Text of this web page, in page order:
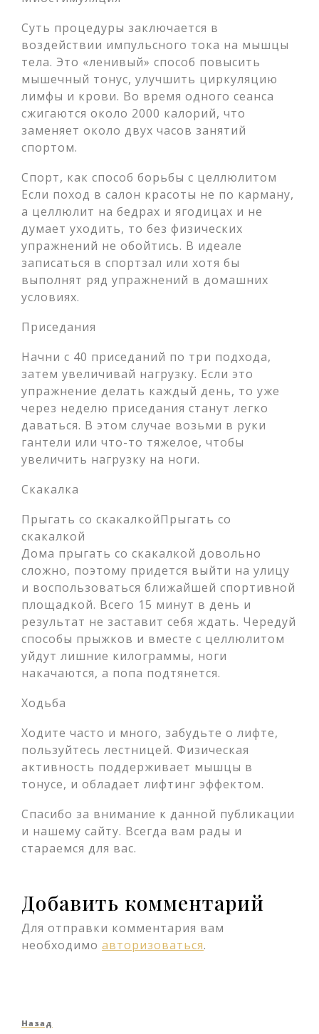
Суть процедуры заключается в
воздействии импульсного тока на мышцы
тела. Это «ленивый» способ повысить
мышечный тонус, улучшить циркуляцию
лимфы и крови. Во время одного сеанса
сжигаются около 2000 калорий, что
заменяет около двух часов занятий
спортом.
Спорт, как способ борьбы с целлюлитом
Если поход в салон красоты не по карману,
а целлюлит на бедрах и ягодицах и не
думает уходить, то без физических
упражнений не обойтись. В идеале
записаться в спортзал или хотя бы
выполнят ряд упражнений в домашних
условиях.
Приседания
Начни с 40 приседаний по три подхода,
затем увеличивай нагрузку. Если это
упражнение делать каждый день, то уже
через неделю приседания станут легко
даваться. В этом случае возьми в руки
гантели или что-то тяжелое, чтобы
увеличить нагрузку на ноги.
Скакалка
Прыгать со скакалкойПрыгать со
скакалкой
Дома прыгать со скакалкой довольно
сложно, поэтому придется выйти на улицу
и воспользоваться ближайшей спортивной
площадкой. Всего 15 минут в день и
результат не заставит себя ждать. Чередуй
способы прыжков и вместе с целлюлитом
уйдут лишние килограммы, ноги
накачаются, а попа подтянется.
Ходьба
Ходите часто и много, забудьте о лифте,
пользуйтесь лестницей. Физическая
активность поддерживает мышцы в
тонусе, и обладает лифтинг эффектом.
Спасибо за внимание к данной публикации
и нашему сайту. Всегда вам рады и
стараемся для вас.
Добавить комментарий
Для отправки комментария вам
необходимо авторизоваться.
Навигация
Предыдущая
Назад